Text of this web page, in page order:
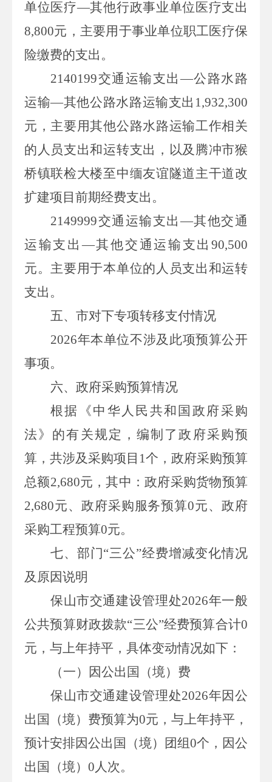
单位医疗—其他行政事业单位医疗支出
8,800元，主要用于事业单位职工医疗保
险缴费的支出。
2140199交通运输支出—公路水路
运输—其他公路水路运输支出 1,932,300
元，主要用其他公路水路运输工作相关
的人员支出和运转支出，以及腾冲市猴
桥镇联检大楼至中缅友谊隧道主干道改
扩建项目前期经费支出 。
2149999交通运输支出—其他交通
运输支出—其他交通运输支出 90,500
元。主要用于本单位的人员支出和运转
支出。
五、市对下专项转移支付情况
2026年本单位不涉及此项预算公开
事项。
六、政府采购预算情况
根据《中华人民共和国政府采购
法》的有关规定，编制了政府采购预
算，共涉及采购项目 1个，政府采购预算
总额2,680元，其中：政府采购货物预算
2,680元、政府采购服务预算0元、政府
采购工程预算0元。
七、部门“三公”经费增减变化情况
及原因说明
保山市交通建设管理处2026年一般
公共预算财政拨款“三公”经费预算合计0
元，与上年持平，具体变动情况如下：
（一）
因公出国（境）费
保山市交通建设管理处2026年因公
出国（境）费预算为0元，与上年持平，
预计安排因公出国（境）团组0个，因公
出国（境） 0人次。